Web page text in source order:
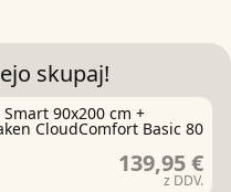
skupaj!
90x200 cm +
CloudComfort Basic 80
139,95 €
z DDV.